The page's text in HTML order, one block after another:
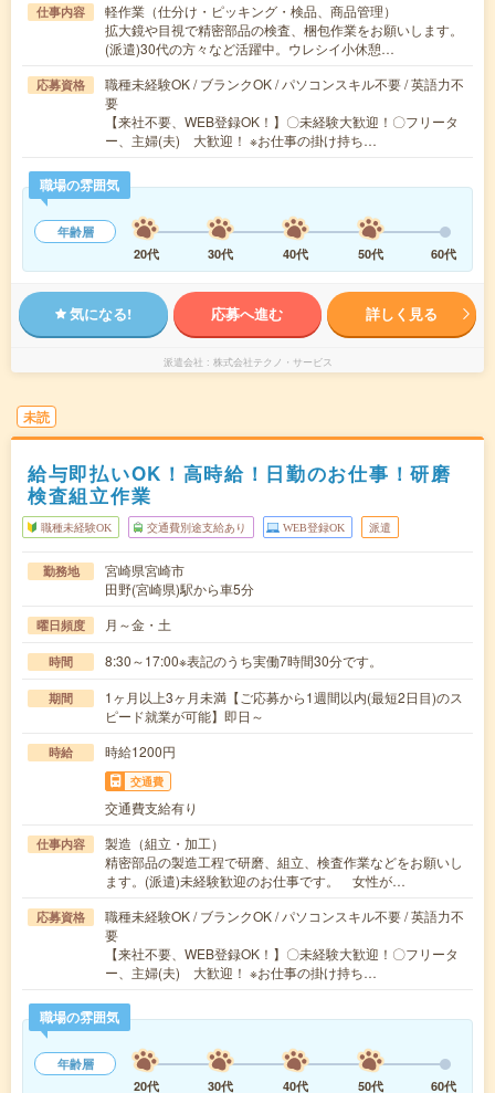
仕事内容
軽作業（仕分け・ピッキング・検品、商品管理）
拡大鏡や目視で精密部品の検査、梱包作業をお願いします。
(派遣)30代の方々など活躍中。ウレシイ小休憩…
応募資格
職種未経験OK / ブランクOK / パソコンスキル不要 / 英語力不
要
【来社不要、WEB登録OK！】〇未経験大歓迎！〇フリータ
ー、主婦(夫) 大歓迎！ ※お仕事の掛け持ち…
職場の雰囲気
年齢層
20代
30代 40代 50代 60代
気になる! 応募へ進む 詳しく見る
派遣会社 株式会社テクノ・サービス
未読
給与即払いOK！高時給！日勤のお仕事！研磨
検査組立作業
職種未経験OK 交通費別途支給あり WEB登録OK 派遣
勤務地
宮崎県宮崎市
田野(宮崎県)駅から車5分
曜日頻度 月～金・土
時間 8:30～17:00※表記のうち実働7時間30分です。
期間
1ヶ月以上3ヶ月未満【ご応募から1週間以内(最短2日目)のス
ピード就業が可能】即日～
時給 時給1200円
交通費
交通費支給有り
仕事内容
製造（組立・加工）
精密部品の製造工程で研磨、組立、検査作業などをお願いし
ます。(派遣)未経験歓迎のお仕事です。 女性が…
応募資格
職種未経験OK / ブランクOK / パソコンスキル不要 / 英語力不
要
【来社不要、WEB登録OK！】〇未経験大歓迎！〇フリータ
ー、主婦(夫) 大歓迎！ ※お仕事の掛け持ち…
職場の雰囲気
年齢層
20代
30代 40代 50代 60代